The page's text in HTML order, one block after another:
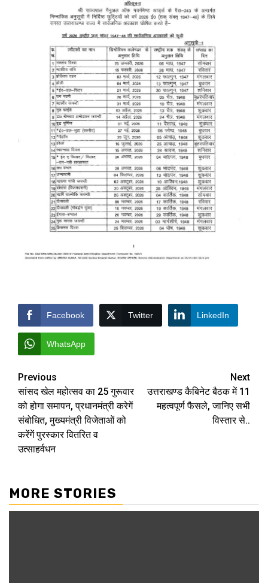
Facebook Twitter LinkedIn
WhatsApp
Post
navigation
Previous
सांसद खेल महोत्सव का 25 गुरूवार
को होगा समापन, प्रधानमंत्री करेगें
संबोधित, मुख्यमंत्री विजेताओं को
करेंगें पुरस्कार वितरित व
उत्साहर्वधन
Next
उत्तराखण्ड कैबिनेट बैठक में 11
महत्वपूर्ण फैसले, जानिए सभी
विस्तार से..
MORE STORIES